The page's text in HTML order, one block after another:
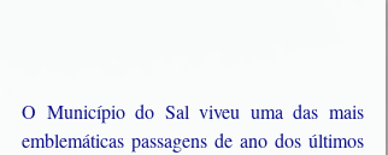
O Município do Sal viveu uma das mais
emblemáticas passagens de ano dos últimos